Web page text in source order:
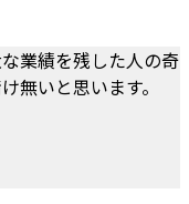
業績を残した人の奇
無いと思います。